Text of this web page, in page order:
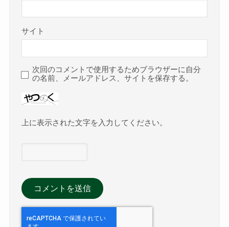
サイト
次回のコメントで使用するためブラウザーに自分
の名前、メールアドレス、サイトを保存する。
上に表示された文字を入力してください。